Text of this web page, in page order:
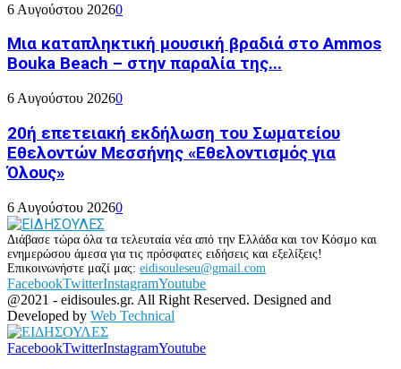
6 Αυγούστου 20260
Μια καταπληκτική μουσική βραδιά στο Ammos
Bouka Beach – στην παραλία της...
6 Αυγούστου 20260
20ή επετειακή εκδήλωση του Σωματείου
Εθελοντών Μεσσήνης «Εθελοντισμός για
Όλους»
6 Αυγούστου 20260
Διάβασε τώρα όλα τα τελευταία νέα από την Ελλάδα και τον Κόσμο και
ενημερώσου άμεσα για τις πρόσφατες ειδήσεις και εξελίξεις!
Επικοινωνήστε μαζί μας: eidisouleseu@gmail.com
FacebookTwitterInstagramYoutube
@2021 - eidisoules.gr. All Right Reserved. Designed and
Developed by Web Technical
FacebookTwitterInstagramYoutube